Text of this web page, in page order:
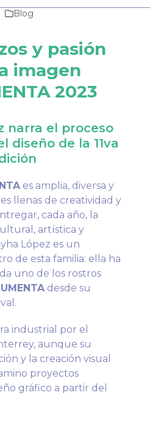
Blog
y pasión
imagen
2023
narra el proceso
diseño de la 11va
es amplia, diversa y
llenas de creatividad y
cada año, la
artística y
López es un
de esta familia: ella ha
uno de los rostros
desde su
industrial por el
aunque su
y la creación visual
proyectos
gráfico a partir del